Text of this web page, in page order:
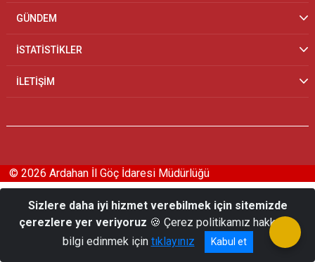
GÜNDEM
İSTATİSTİKLER
İLETİŞİM
© 2026 Ardahan İl Göç İdaresi Müdürlüğü
Sizlere daha iyi hizmet verebilmek için sitemizde
çerezlere yer veriyoruz 🍪 Çerez politikamız hakkında
bilgi edinmek için tıklayınız Kabul et